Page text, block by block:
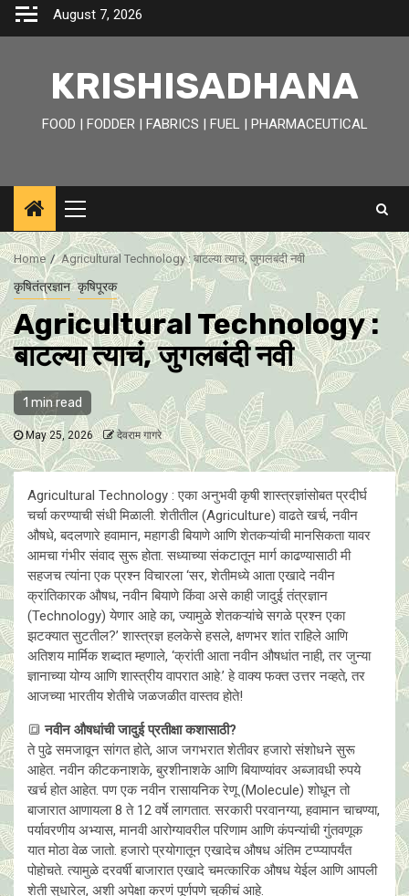
Skip
August 7, 2026
KRISHISADHANA
FOOD | FODDER | FABRICS | FUEL | PHARMACEUTICAL
Primary
Menu
Home Agricultural Technology : बाटल्या त्याचं, जुगलबंदी नवी
कृषितंत्रज्ञान कृषिपूरक
Agricultural Technology :
बाटल्या त्याचं, जुगलबंदी नवी
1 min read
May 25, 2026 देवराम गागरे
Agricultural Technology : एका अनुभवी कृषी शास्त्रज्ञांसोबत प्रदीर्घ
चर्चा करण्याची संधी मिळाली. शेतीतील (Agriculture) वाढते खर्च, नवीन
औषधे, बदलणारे हवामान, महागडी बियाणे आणि शेतकऱ्यांची मानसिकता यावर
आमचा गंभीर संवाद सुरू होता. सध्याच्या संकटातून मार्ग काढण्यासाठी मी
सहजच त्यांना एक प्रश्न विचारला ‘सर, शेतीमध्ये आता एखादे नवीन
क्रांतिकारक औषध, नवीन बियाणे किंवा असे काही जादुई तंत्रज्ञान
(Technology) येणार आहे का, ज्यामुळे शेतकऱ्यांचे सगळे प्रश्न एका
झटक्यात सुटतील?’ शास्त्रज्ञ हलकेसे हसले, क्षणभर शांत राहिले आणि
अतिशय मार्मिक शब्दात म्हणाले, ‘क्रांती आता नवीन औषधांत नाही, तर जुन्या
ज्ञानाच्या योग्य आणि शास्त्रीय वापरात आहे.’ हे वाक्य फक्त उत्तर नव्हते, तर
आजच्या भारतीय शेतीचे जळजळीत वास्तव होते!
🔳नवीन औषधांची जादुई प्रतीक्षा कशासाठी?
ते पुढे समजावून सांगत होते, आज जगभरात शेतीवर हजारो संशोधने सुरू
आहेत. नवीन कीटकनाशके, बुरशीनाशके आणि बियाण्यांवर अब्जावधी रुपये
खर्च होत आहेत. पण एक नवीन रासायनिक रेणू (Molecule) शोधून तो
बाजारात आणायला 8 ते 12 वर्षे लागतात. सरकारी परवानग्या, हवामान चाचण्या,
पर्यावरणीय अभ्यास, मानवी आरोग्यावरील परिणाम आणि कंपन्यांची गुंतवणूक
यात मोठा वेळ जातो. हजारो प्रयोगातून एखादेच औषध अंतिम टप्प्यापर्यंत
पोहोचते. त्यामुळे दरवर्षी बाजारात एखादे चमत्कारिक औषध येईल आणि आपली
शेती सुधारेल, अशी अपेक्षा करणं पूर्णपणे चुकीचं आहे.